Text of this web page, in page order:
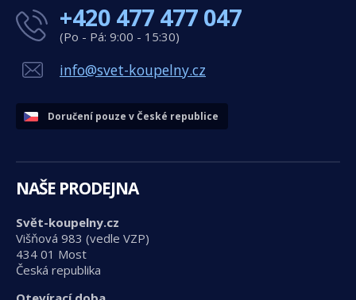
+420 477 477 047
(Po - Pá: 9:00 - 15:30)
info@svet-koupelny.cz
Doručení pouze v České republice
NAŠE PRODEJNA
Svět-koupelny.cz
Višňová 983 (vedle VZP)
434 01 Most
Česká republika